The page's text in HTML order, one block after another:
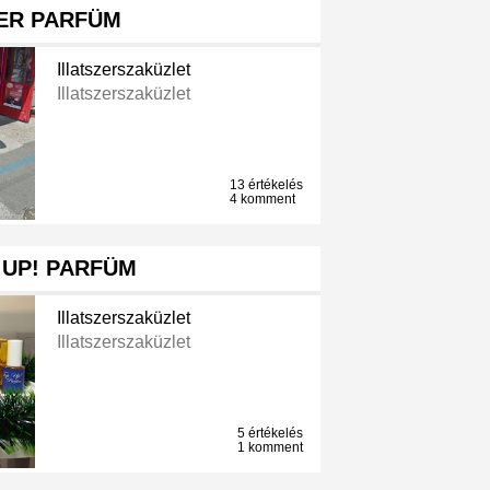
PARFÜM
Illatszerszaküzlet
Illatszerszaküzlet
13 értékelés
4 komment
PARFÜM
Illatszerszaküzlet
Illatszerszaküzlet
5 értékelés
1 komment